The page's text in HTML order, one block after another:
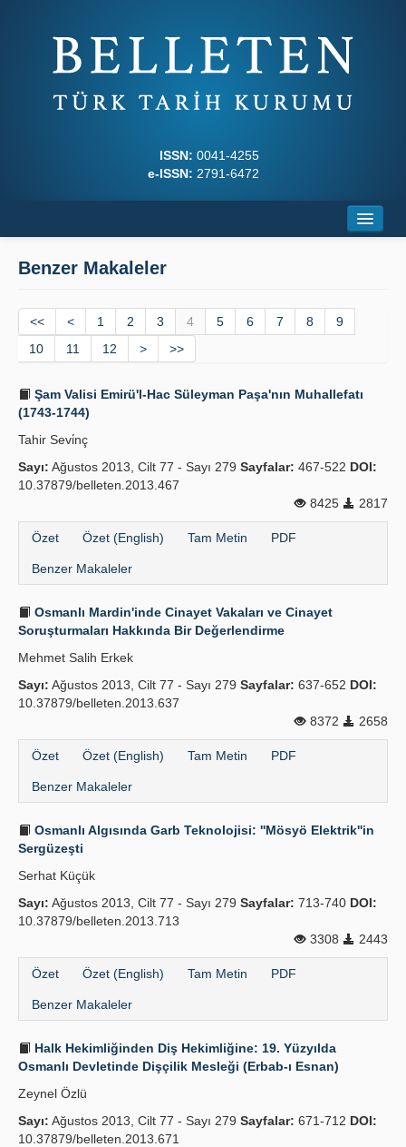
ISSN: 0041-4255
e-ISSN: 2791-6472
Dergi Kurulları
Yazım Kuralları
İlkeler
Kılavuzlar
Benzer Makaleler
<< < 1 2 3 4 5 6 7 8
9
10
11 12 > >>
Şam Valisi Emirü'l-Hac Süleyman Paşa'nın Muhallefatı
(1743-1744)
Tahir Sevi̇nç
Sayı: Ağustos 2013, Cilt 77 - Sayı 279 Sayfalar: 467-522 DOI:
10.37879/belleten.2013.467
8425
2817
Özet Özet (English) Tam Metin PDF
Benzer Makaleler
Osmanlı Mardin'inde Cinayet Vakaları ve Cinayet
Soruşturmaları Hakkında Bir Değerlendirme
Mehmet Salih Erkek
Sayı: Ağustos 2013, Cilt 77 - Sayı 279 Sayfalar: 637-652 DOI:
10.37879/belleten.2013.637
8372
2658
Özet Özet (English) Tam Metin PDF
Benzer Makaleler
Osmanlı Algısında Garb Teknolojisi: ''Mösyö Elektrik''in
Sergüzeşti
Serhat Küçük
Sayı: Ağustos 2013, Cilt 77 - Sayı 279 Sayfalar: 713-740 DOI:
10.37879/belleten.2013.713
3308
2443
Özet Özet (English) Tam Metin PDF
Benzer Makaleler
Halk Hekimliğinden Diş Hekimliğine: 19. Yüzyılda
Osmanlı Devletinde Dişçilik Mesleği (Erbab-ı Esnan)
Zeynel Özlü
Sayı: Ağustos 2013, Cilt 77 - Sayı 279 Sayfalar: 671-712 DOI:
10.37879/belleten.2013.671